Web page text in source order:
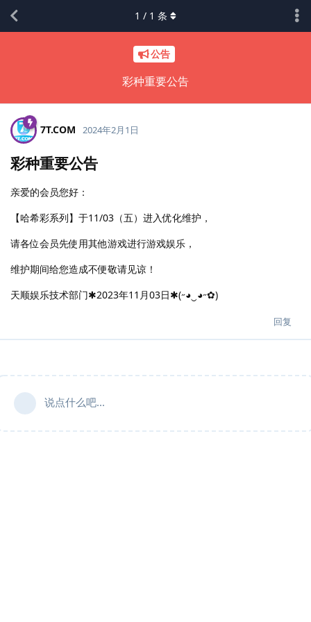
公告
彩种重要公告
1 / 1 条
7T.​COM 2024年2月1日
彩种重要公告
亲爱的会员您好：
【哈希彩系列】于11/03（五）进入优化维护，
请各位会员先使用其他游戏进行游戏娱乐，
维护期间给您造成不便敬请见谅！
天顺娱乐技术部门✱2023年11月03日✱(˶◕‿◕˶✿)
回复
说点什么吧...